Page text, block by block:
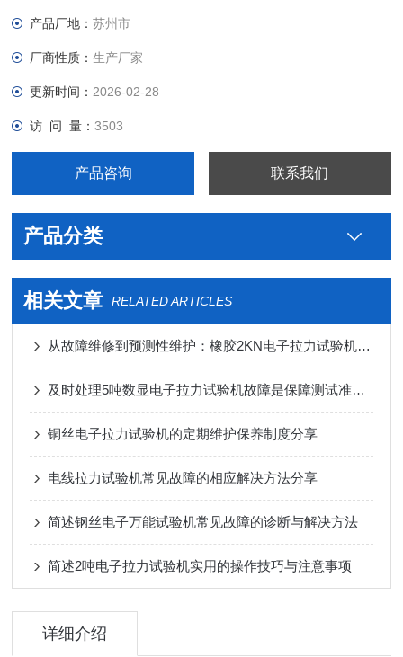
变形及试验曲线的屏幕显示。
产品厂地：苏州市
厂商性质：生产厂家
更新时间： 2026-02-28
访 问 量：3503
产品咨询 联系我们
产品分类
相关文章 RELATED ARTICLES
从故障维修到预测性维护：橡胶2KN电子拉力试验机保养机制升级路径解析
及时处理5吨数显电子拉力试验机故障是保障测试准确性的关键
铜丝电子拉力试验机的定期维护保养制度分享
电线拉力试验机常见故障的相应解决方法分享
简述钢丝电子万能试验机常见故障的诊断与解决方法
简述2吨电子拉力试验机实用的操作技巧与注意事项
详细介绍